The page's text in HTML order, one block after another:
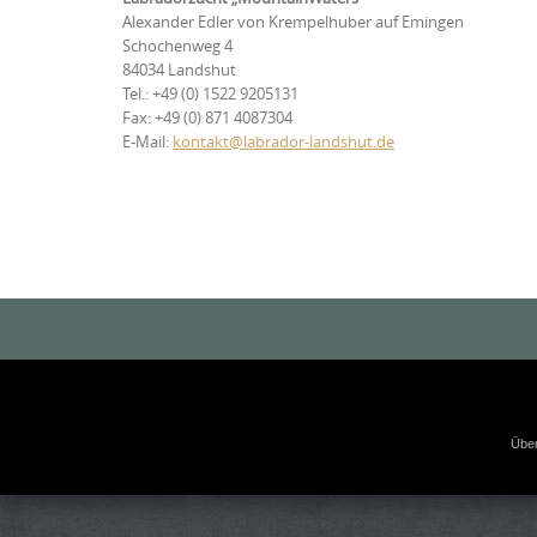
Alexander Edler von Krempelhuber auf Emingen
Schochenweg 4
84034 Landshut
Tel.: +49 (0) 1522 9205131
Fax: +49 (0) 871 4087304
E-Mail: kontakt@labrador-landshut.de